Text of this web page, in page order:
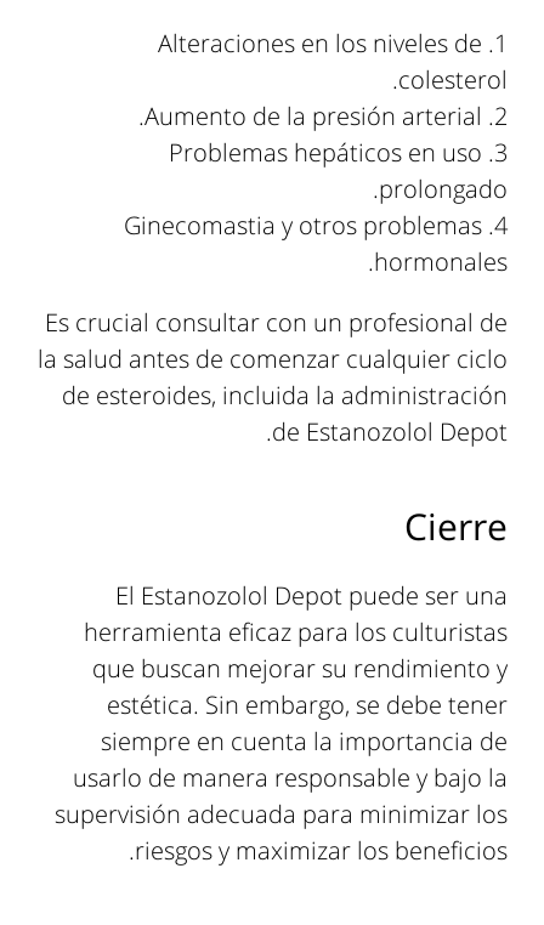
Alteraciones en los niveles de
colesterol.
Aumento de la presión arterial.
Problemas hepáticos en uso
prolongado.
Ginecomastia y otros problemas
hormonales.
Es crucial consultar con un profesional de
la salud antes de comenzar cualquier ciclo
de esteroides, incluida la administración
de Estanozolol Depot.
Cierre
El Estanozolol Depot puede ser una
herramienta eficaz para los culturistas
que buscan mejorar su rendimiento y
estética. Sin embargo, se debe tener
siempre en cuenta la importancia de
usarlo de manera responsable y bajo la
supervisión adecuada para minimizar los
riesgos y maximizar los beneficios.